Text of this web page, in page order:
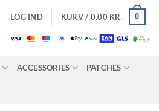
LOG IND KURV / 0.00 KR. 0
ACCESSORIES PATCHES